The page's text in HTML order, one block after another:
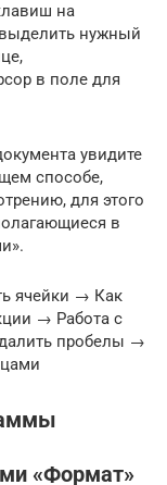
на
нужный
в поле для
увидите
способе,
для этого
в
ячейки → Как
→ Работа с
пробелы →
«Формат»